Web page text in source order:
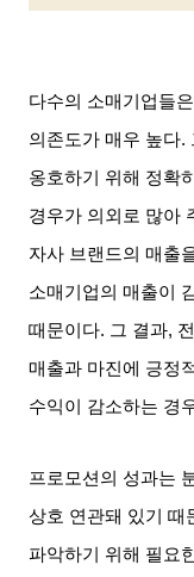
다수의 소매기업들
의존도가 매우 높다.
옹호하기 위해 정확
경우가 의외로 많아
자사 브랜드의 매출
소매기업의 매출이
때문이다. 그 결과,
매출과 마진에 긍정
수익이 감소하는 경
프로모션의 성과는
상호 연관돼 있기 때
파악하기 위해 필요